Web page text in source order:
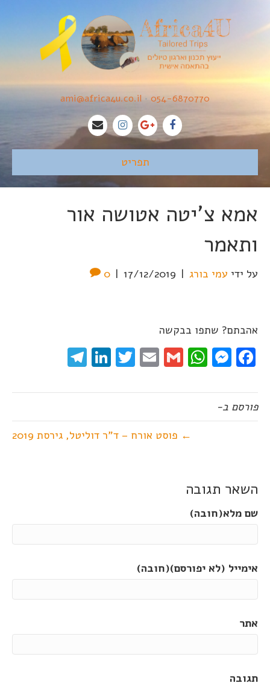
054-6870770
•
ami@africa4u.co.il
תפריט
אמא צ'יטה אטושה אור
ותאמר
על ידי עמי בורג |
17/12/2019
|
0
אהבתם? שתפו בבקשה
Facebook
Messenger
WhatsApp
Gmail
Email
Twitter
LinkedIn
פורסם ב-
← פוסט אורח – ד"ר דוליטל, גירסת 2019
השאר תגובה
שם מלא(חובה)
אימייל (לא יפורסם)(חובה)
אתר
תגובה